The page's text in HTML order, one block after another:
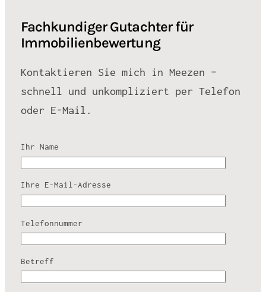
Fachkundiger Gutachter für
Immobilienbewertung
Kontaktieren Sie mich in Meezen –
schnell und unkompliziert per Telefon
oder E-Mail.
Ihr Name
Ihre E-Mail-Adresse
Telefonnummer
Betreff